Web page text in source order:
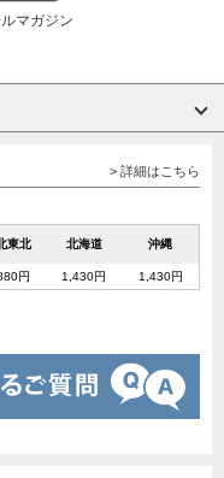
マガジン
> 詳細はこちら
東北 北海道 沖縄
円 1,430円 1,430円